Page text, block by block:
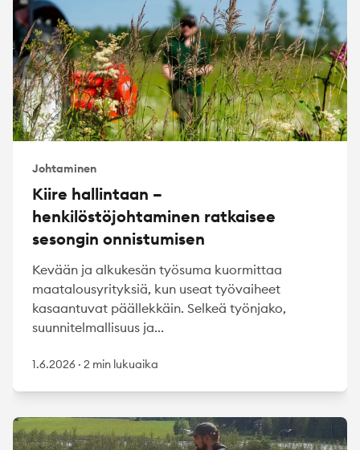
Johtaminen
Kiire hallintaan –
henkilöstöjohtaminen ratkaisee
sesongin onnistumisen
Kevään ja alkukesän työsuma kuormittaa
maatalousyrityksiä, kun useat työvaiheet
kasaantuvat päällekkäin. Selkeä työnjako,
suunnitelmallisuus ja...
1.6.2026 · 2 min lukuaika